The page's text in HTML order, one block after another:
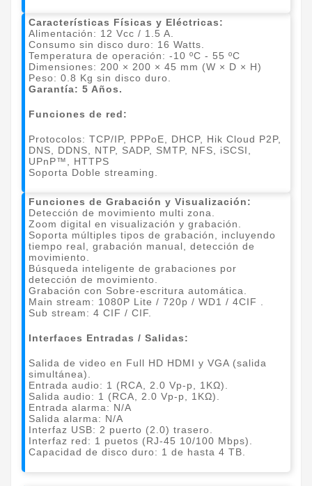
Características Físicas y Eléctricas:
Alimentación: 12 Vcc / 1.5 A.
Consumo sin disco duro: 16 Watts.
Temperatura de operación: -10 ºC - 55 ºC
Dimensiones: 200 × 200 × 45 mm (W × D × H)
Peso: 0.8 Kg sin disco duro.
Garantía: 5 Años.
Funciones de red:
Protocolos: TCP/IP, PPPoE, DHCP, Hik Cloud P2P,
DNS, DDNS, NTP, SADP, SMTP, NFS, iSCSI,
UPnP™, HTTPS
Soporta Doble streaming.
Funciones de Grabación y Visualización:
Detección de movimiento multi zona.
Zoom digital en visualización y grabación.
Soporta múltiples tipos de grabación, incluyendo
tiempo real, grabación manual, detección de
movimiento.
Búsqueda inteligente de grabaciones por
detección de movimiento.
Grabación con Sobre-escritura automática.
Main stream: 1080P Lite / 720p / WD1 / 4CIF .
Sub stream: 4 CIF / CIF.
Interfaces Entradas / Salidas:
Salida de video en Full HD HDMI y VGA (salida
simultánea).
Entrada audio: 1 (RCA, 2.0 Vp-p, 1KΩ).
Salida audio: 1 (RCA, 2.0 Vp-p, 1KΩ).
Entrada alarma: N/A
Salida alarma: N/A
Interfaz USB: 2 puerto (2.0) trasero.
Interfaz red: 1 puetos (RJ-45 10/100 Mbps).
Capacidad de disco duro: 1 de hasta 4 TB.